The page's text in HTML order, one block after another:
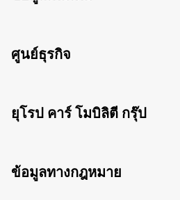
ศูนย์ธุรกิจ
ยุโรป คาร์ โมบิลิตี กรุ๊ป
ข้อมูลทางกฎหมาย